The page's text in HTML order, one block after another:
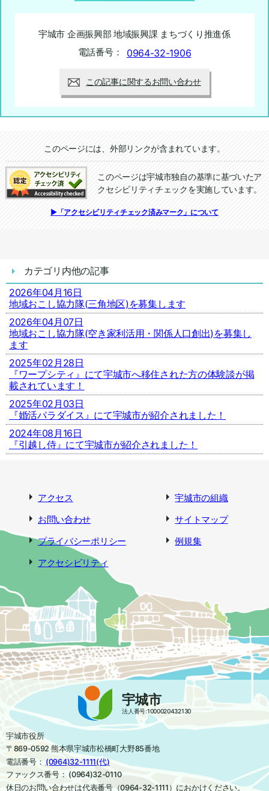
宇城市 企画振興部 地域振興課 まちづくり推進係
電話番号：
0964-32-1906
この記事に関するお問い合わせ
追加情報：外部リンク
このページには、外部リンクが含まれています。
追加情報：アクセシビリティチェック
このページは宇城市独自の基準に基づいたア
クセシビリティチェックを実施しています。
▶「アクセシビリティチェック済みマーク」について
カテゴリ内他の記事
2026年04月16日
地域おこし協力隊(三角地区)を募集します
2026年04月07日
地域おこし協力隊(空き家利活用・関係人口創出)を募集し
ます
2025年02月28日
『ワープシティ』にて宇城市へ移住された方の体験談が掲
載されています！
2025年02月03日
『婚活パラダイス』にて宇城市が紹介されました！
2024年08月16日
『引越し侍』にて宇城市が紹介されました！
アクセス
宇城市の組織
お問い合わせ
サイトマップ
プライバシーポリシー
例規集
アクセシビリティ
宇城市
法人番号:1000020432130
宇城市役所
〒869-0592 熊本県宇城市松橋町大野85番地
電話番号： (0964)32-1111(代)
ファックス番号： (0964)32-0110
休日のお問い合わせは代表番号（0964-32-1111）におかけください。